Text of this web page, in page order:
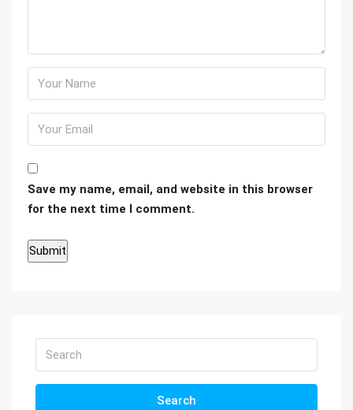
Save my name, email, and website in this browser
for the next time I comment.
Search